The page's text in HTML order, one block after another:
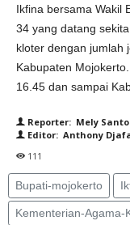
Ikfina bersama Wakil
34 yang datang
kloter dengan jumlah
Kabupaten
16.45 dan sampai
Reporter: Mely
Editor: Anthony
111
Bupati-mojokerto
Kementerian-